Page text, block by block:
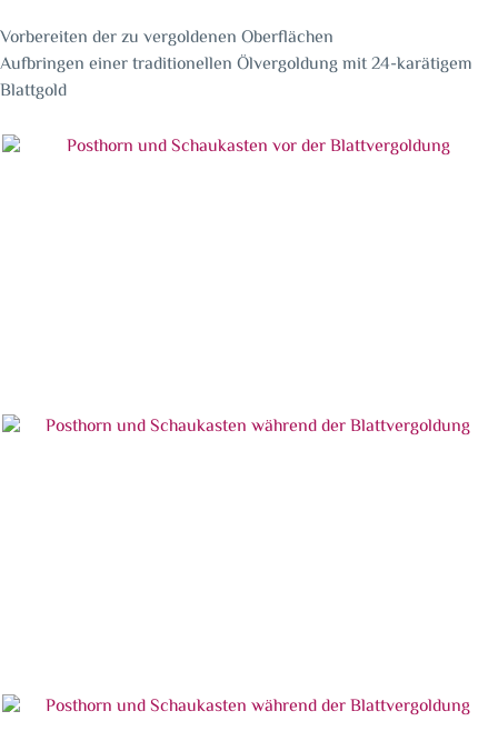
Vorbereiten der zu vergoldenen Oberflächen
Aufbringen einer traditionellen Ölvergoldung mit 24-karätigem
Blattgold
Posthorn und Schaukasten vor der Blattvergoldung
Posthorn und Schaukasten während der Blattvergoldung